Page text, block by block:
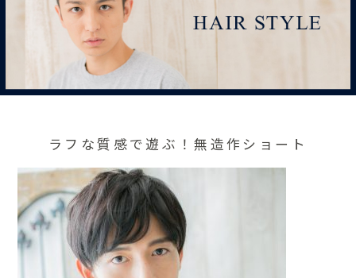
ラフな質感で遊ぶ！無造作ショート